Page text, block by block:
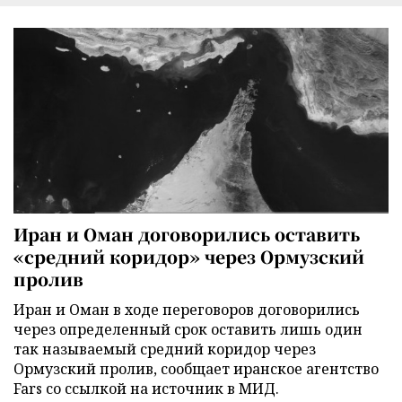
Иран и Оман договорились оставить
«средний коридор» через Ормузский
пролив
Иран и Оман в ходе переговоров договорились
через определенный срок оставить лишь один
так называемый средний коридор через
Ормузский пролив, сообщает иранское агентство
Fars со ссылкой на источник в МИД.